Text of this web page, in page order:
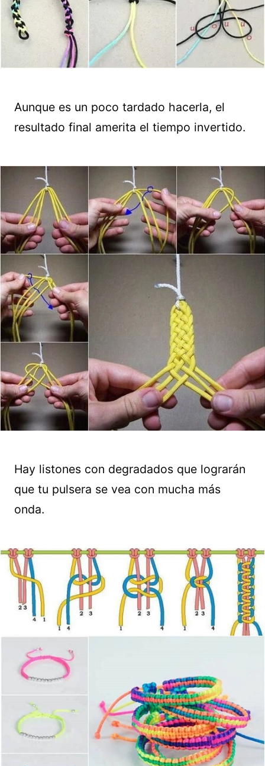
Aunque es un poco tardado hacerla, el
resultado final amerita el tiempo invertido.
Hay listones con degradados que lograrán
que tu pulsera se vea con mucha más
onda.